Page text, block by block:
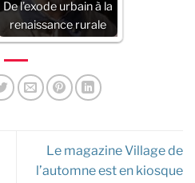
De l’exode urbain à la
renaissance rurale
Le magazine Village de
l’automne est en kiosque